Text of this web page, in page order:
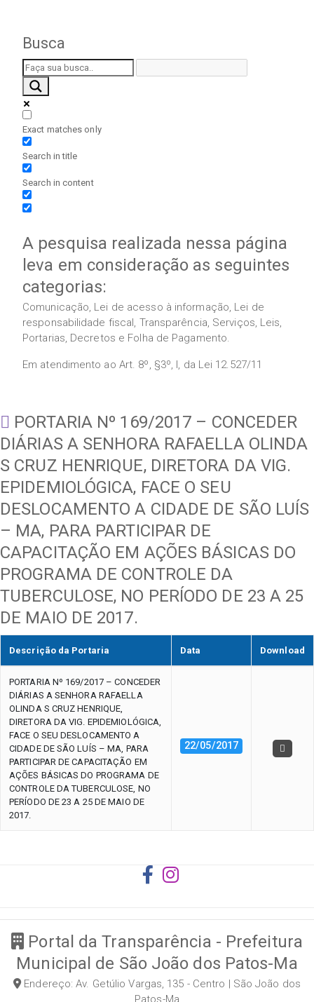
Busca
Exact matches only
Search in title
Search in content
A pesquisa realizada nessa página
leva em consideração as seguintes
categorias:
Comunicação, Lei de acesso à informação, Lei de
responsabilidade fiscal, Transparência, Serviços, Leis,
Portarias, Decretos e Folha de Pagamento.
Em atendimento ao Art. 8º, §3º, I, da Lei 12.527/11
PORTARIA Nº 169/2017 – CONCEDER
DIÁRIAS A SENHORA RAFAELLA OLINDA
S CRUZ HENRIQUE, DIRETORA DA VIG.
EPIDEMIOLÓGICA, FACE O SEU
DESLOCAMENTO A CIDADE DE SÃO LUÍS
– MA, PARA PARTICIPAR DE
CAPACITAÇÃO EM AÇÕES BÁSICAS DO
PROGRAMA DE CONTROLE DA
TUBERCULOSE, NO PERÍODO DE 23 A 25
DE MAIO DE 2017.
Descrição da Portaria Data Download
PORTARIA Nº 169/2017 – CONCEDER
DIÁRIAS A SENHORA RAFAELLA
OLINDA S CRUZ HENRIQUE,
DIRETORA DA VIG. EPIDEMIOLÓGICA,
FACE O SEU DESLOCAMENTO A
CIDADE DE SÃO LUÍS – MA, PARA
PARTICIPAR DE CAPACITAÇÃO EM
AÇÕES BÁSICAS DO PROGRAMA DE
CONTROLE DA TUBERCULOSE, NO
PERÍODO DE 23 A 25 DE MAIO DE
2017.
22/05/2017
Portal da Transparência - Prefeitura
Municipal de São João dos Patos-Ma
Endereço: Av. Getúlio Vargas, 135 - Centro | São João dos
Patos-Ma